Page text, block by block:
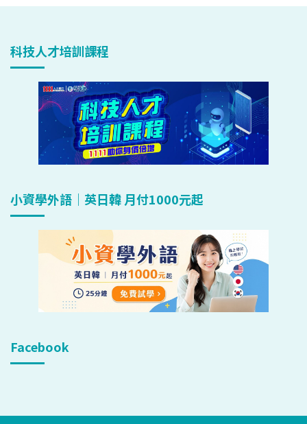
科技人才培訓課程
小資學外語｜英日韓 月付1000元起
Facebook